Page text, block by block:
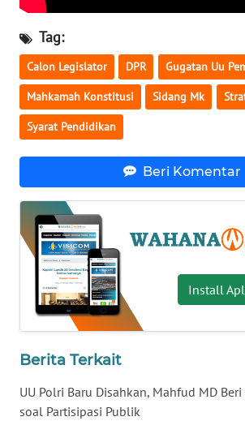
Tag:
Calon Legislator DPR Gugatan Uu
Mahkamah Konstitusi Sidang Mk
Syarat Pendidikan
Beri Komentar
Install
Berita Terkait
UU Polri Baru Disahkan, Mahfud MD
soal Partisipasi Publik
WN
BABEL
WN
SUMBAR
WN
WN
BENGKULU
WN
LAMPUNG
WN
JATENG
WN
NUSANTARA